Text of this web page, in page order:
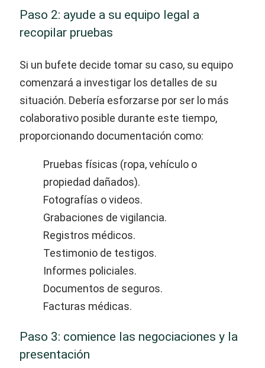
Paso 2: ayude a su equipo legal a
recopilar pruebas
Si un bufete decide tomar su caso, su equipo
comenzará a investigar los detalles de su
situación. Debería esforzarse por ser lo más
colaborativo posible durante este tiempo,
proporcionando documentación como:
Pruebas físicas (ropa, vehículo o
propiedad dañados).
Fotografías o videos.
Grabaciones de vigilancia.
Registros médicos.
Testimonio de testigos.
Informes policiales.
Documentos de seguros.
Facturas médicas.
Paso 3: comience las negociaciones y la
presentación